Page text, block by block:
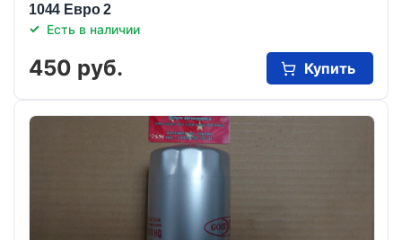
1044 Евро 2
Есть в наличии
450 руб. Купить